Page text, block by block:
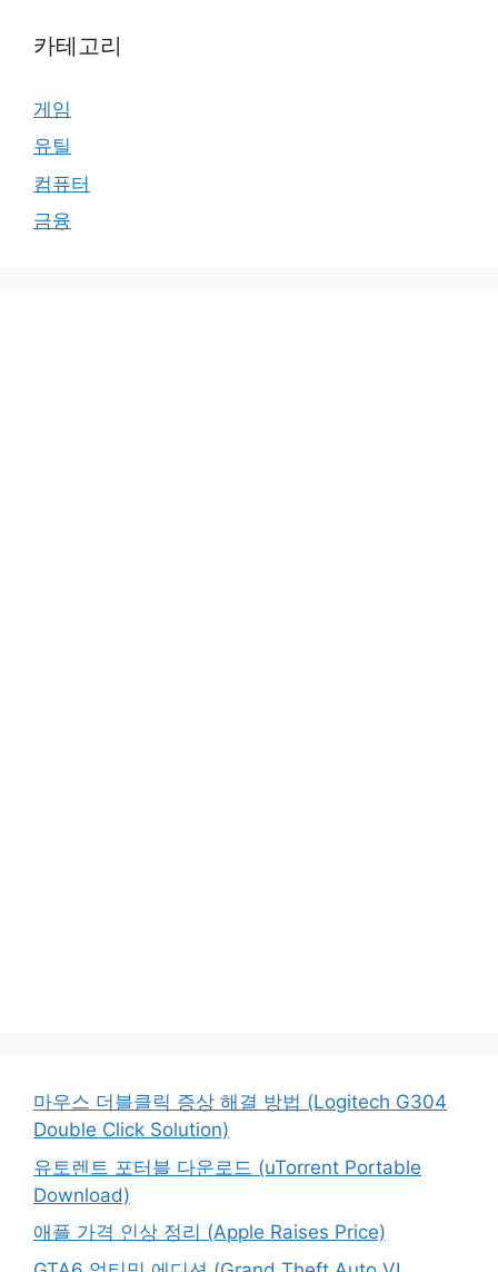
카테고리
게임
유틸
컴퓨터
금융
마우스 더블클릭 증상 해결 방법 (Logitech G304
Double Click Solution)
유토렌트 포터블 다운로드 (uTorrent Portable
Download)
애플 가격 인상 정리 (Apple Raises Price)